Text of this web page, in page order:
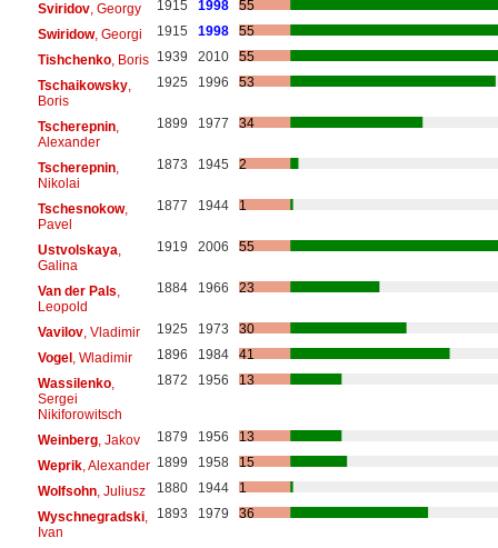
Sviridov, Georgy 1915 1998
55
Swiridow, Georgi 1915 1998
55
Tishchenko, Boris 1939 2010
55
Tschaikowsky,
Boris
1925 1996 53
Tscherepnin,
Alexander
1899 1977 34
Tscherepnin,
Nikolai
1873 1945 2
Tschesnokow,
Pavel
1877 1944 1
Ustvolskaya
Galina
1919 2006 55
Van der Pals
Leopold
1884 1966 23
Vavilov, Vladimir 1925 1973
30
Vogel, Wladimir 1896 1984
41
Wassilenko,
Sergei
Nikiforowitsch
1872 1956 13
Weinberg, Jakov 1879 1956
13
Weprik, Alexander 1899 1958
15
Wolfsohn, Juliusz 1880 1944
1
Wyschnegradski,
Ivan
1893 1979 36